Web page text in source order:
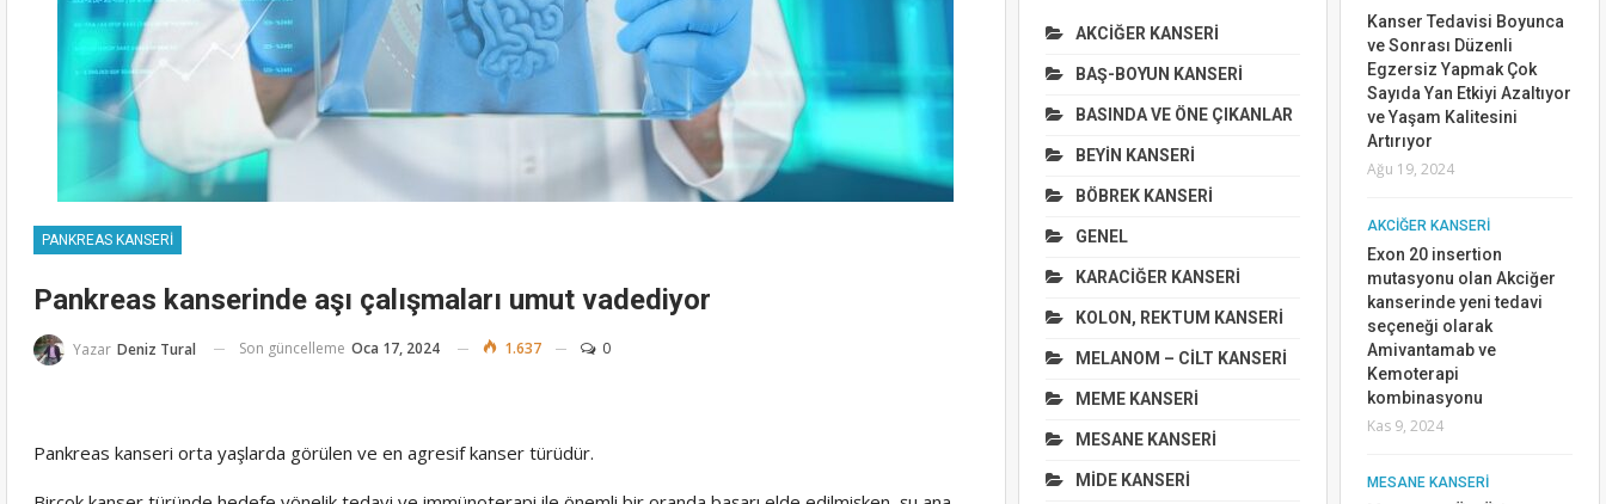
PANKREAS KANSERİ
Pankreas kanserinde aşı çalışmaları umut vadediyor
Yazar Deniz Tural Son güncelleme Oca 17, 2024 1.637 0
Pankreas kanseri orta yaşlarda görülen ve en agresif kanser türüdür.
AKCİĞER KANSERİ
BAŞ-BOYUN KANSERİ
BASINDA VE ÖNE ÇIKANLAR
BEYİN KANSERİ
BÖBREK KANSERİ
GENEL
KARACİĞER KANSERİ
KOLON, REKTUM KANSERİ
MELANOM – CİLT KANSERİ
MEME KANSERİ
MESANE KANSERİ
MİDE KANSERİ
kanserinde yeni tedavi
Fulvestrant ve
capivasertib
kombinasyonunu
KANSER HASTALARINDA
OLUMSUZ ETKİLEYEBİLİR
Mar 10, 2024
AKCİĞER KANSERİ
ROS1 Mutasyonu Akciğer
seçeneği kalmamış
hastalar için yeni tedavi
seçeneği olarak
KOLON, REKTUM KANSERİ
Kanserinde Tedavi
Seçenekleri
BASINDA VE ÖNE ÇIKANLAR
Kanser Tedavisi Boyunca
ve Sonrası Düzenli
Egzersiz Yapmak Çok
Sayıda Yan Etkiyi Azaltıyor
ve Yaşam Kalitesini
Artırıyor
Ağu 19, 2024
AKCİĞER KANSERİ
Exon 20 insertion
mutasyonu olan Akciğer
kanserinde yeni tedavi
seçeneği olarak
Amivantamab ve
Kemoterapi
kombinasyonu
Kas 9, 2024
MESANE KANSERİ